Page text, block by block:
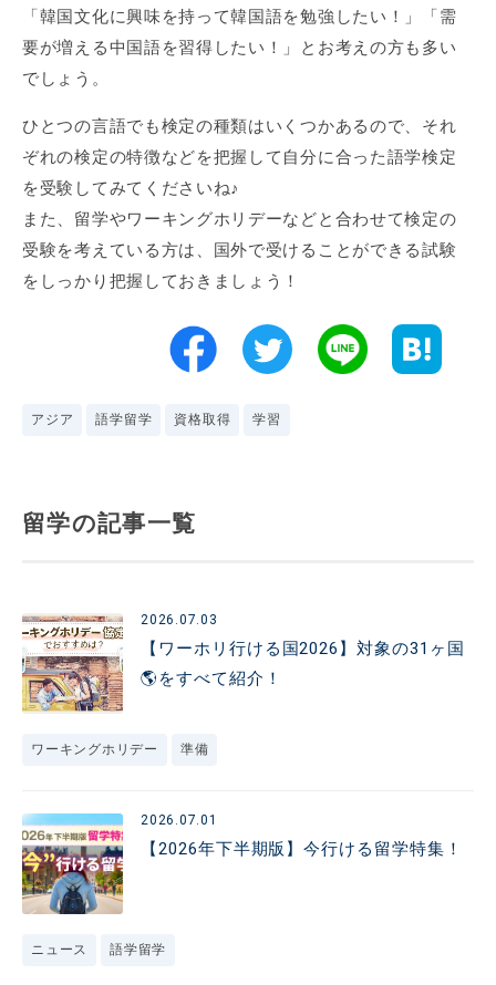
「韓国文化に興味を持って韓国語を勉強したい！」「需
要が増える中国語を習得したい！」とお考えの方も多い
でしょう。
ひとつの言語でも検定の種類はいくつかあるので、それ
ぞれの検定の特徴などを把握して自分に合った語学検定
を受験してみてくださいね♪
また、留学やワーキングホリデーなどと合わせて検定の
受験を考えている方は、国外で受けることができる試験
をしっかり把握しておきましょう！
アジア 語学留学 資格取得 学習
留学の記事一覧
2026.07.03
【ワーホリ行ける国2026】対象の31ヶ国
🌎️をすべて紹介！
ワーキングホリデー 準備
2026.07.01
【2026年下半期版】今行ける留学特集！
ニュース 語学留学